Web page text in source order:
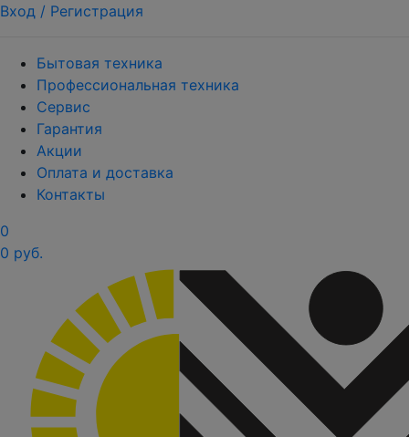
Вход / Регистрация
Бытовая техника
Профессиональная техника
Сервис
Гарантия
Акции
Оплата и доставка
Контакты
0
0 руб.